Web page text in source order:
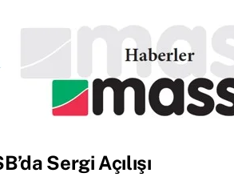
Sergi Açılışı